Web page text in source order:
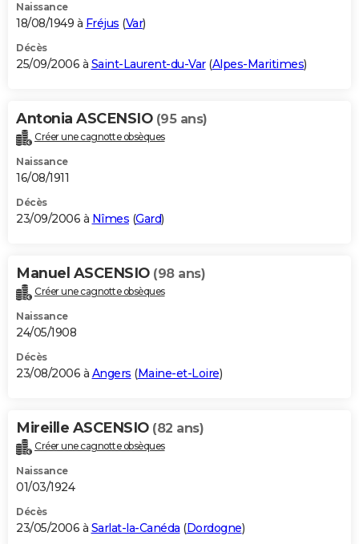
Naissance
18/08/1949 à Fréjus (Var)
Décès
25/09/2006 à Saint-Laurent-du-Var(Alpes-Maritimes)
Antonia ASCENSIO (95 ans)
Créer une cagnotte obsèques
Naissance
16/08/1911
Décès
23/09/2006 à Nîmes (Gard)
Manuel ASCENSIO (98 ans)
Créer une cagnotte obsèques
Naissance
24/05/1908
Décès
23/08/2006 à Angers (Maine-et-Loire)
Mireille ASCENSIO (82 ans)
Créer une cagnotte obsèques
Naissance
01/03/1924
Décès
23/05/2006 à Sarlat-la-Canéda (Dordogne)